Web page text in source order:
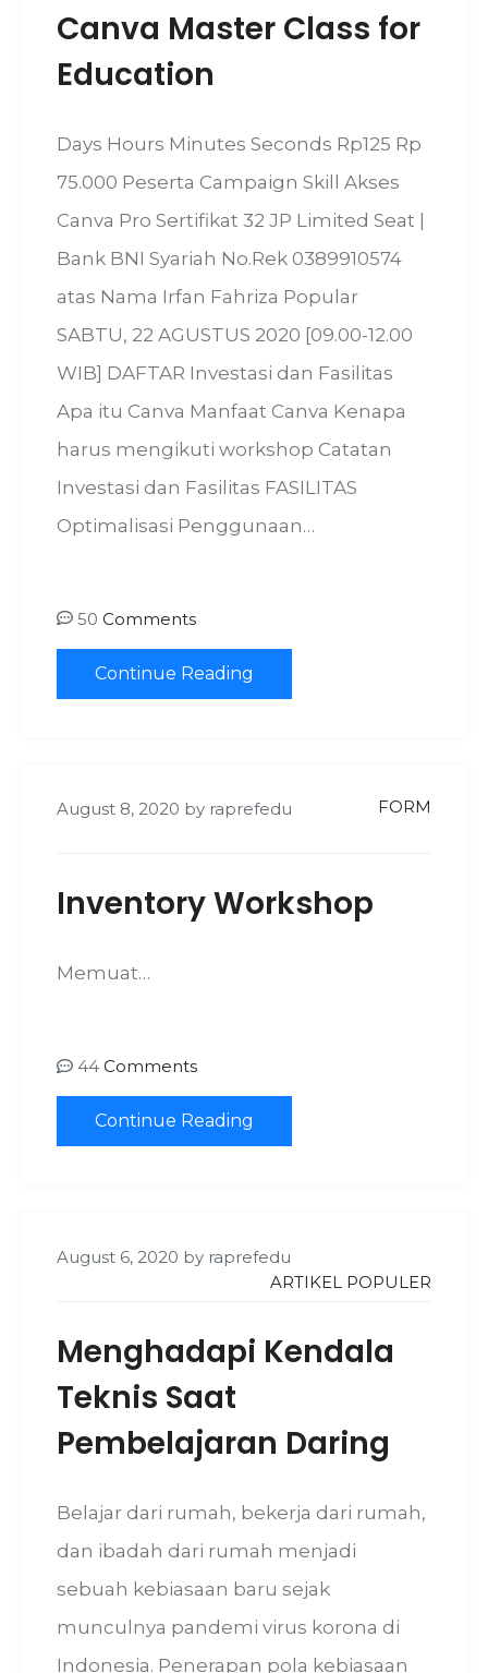
Canva Master Class for
Education
Days Hours Minutes Seconds Rp125 Rp
75.000 Peserta Campaign Skill Akses
Canva Pro Sertifikat 32 JP Limited Seat |
Bank BNI Syariah No.Rek 0389910574
atas Nama Irfan Fahriza Popular
SABTU, 22 AGUSTUS 2020 [09.00-12.00
WIB] DAFTAR Investasi dan Fasilitas
Apa itu Canva Manfaat Canva Kenapa
harus mengikuti workshop Catatan
Investasi dan Fasilitas FASILITAS
Optimalisasi Penggunaan…
50 Comments
Continue Reading
August 8, 2020 by raprefedu FORM
Inventory Workshop
Memuat…
44 Comments
Continue Reading
August 6, 2020 by raprefedu
ARTIKEL POPULER
Menghadapi Kendala
Teknis Saat
Pembelajaran Daring
Belajar dari rumah, bekerja dari rumah,
dan ibadah dari rumah menjadi
sebuah kebiasaan baru sejak
munculnya pandemi virus korona di
Indonesia. Penerapan pola kebiasaan